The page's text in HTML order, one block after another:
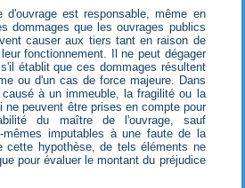
d'ouvrage est responsable, même en
dommages que les ouvrages publics
causer aux tiers tant en raison de
fonctionnement. Il ne peut dégager
établit que ces dommages résultent
ou d'un cas de force majeure. Dans
à un immeuble, la fragilité ou la
ne peuvent être prises en compte pour
du maître de l'ouvrage, sauf
mêmes imputables à une faute de la
cette hypothèse, de tels éléments ne
pour évaluer le montant du préjudice